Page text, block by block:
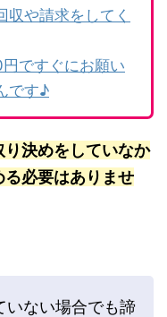
収や請求をしてく
ですぐにお願い
です♪
決めをしていなか
必要はありませ
いない場合でも諦